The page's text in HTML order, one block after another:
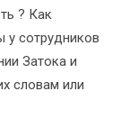
? Как
у сотрудников
Затока и
словам или